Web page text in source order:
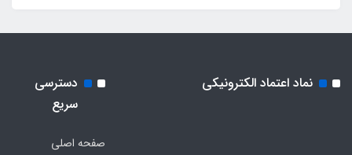
نماد اعتماد الکترونیکی
دسترسی
سریع
صفحه اصلی